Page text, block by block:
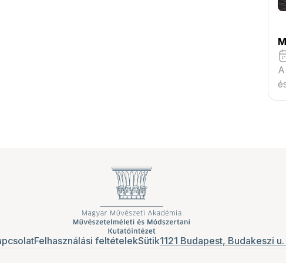
Felhasználási feltételekSütik1121 Budapest, Budakeszi